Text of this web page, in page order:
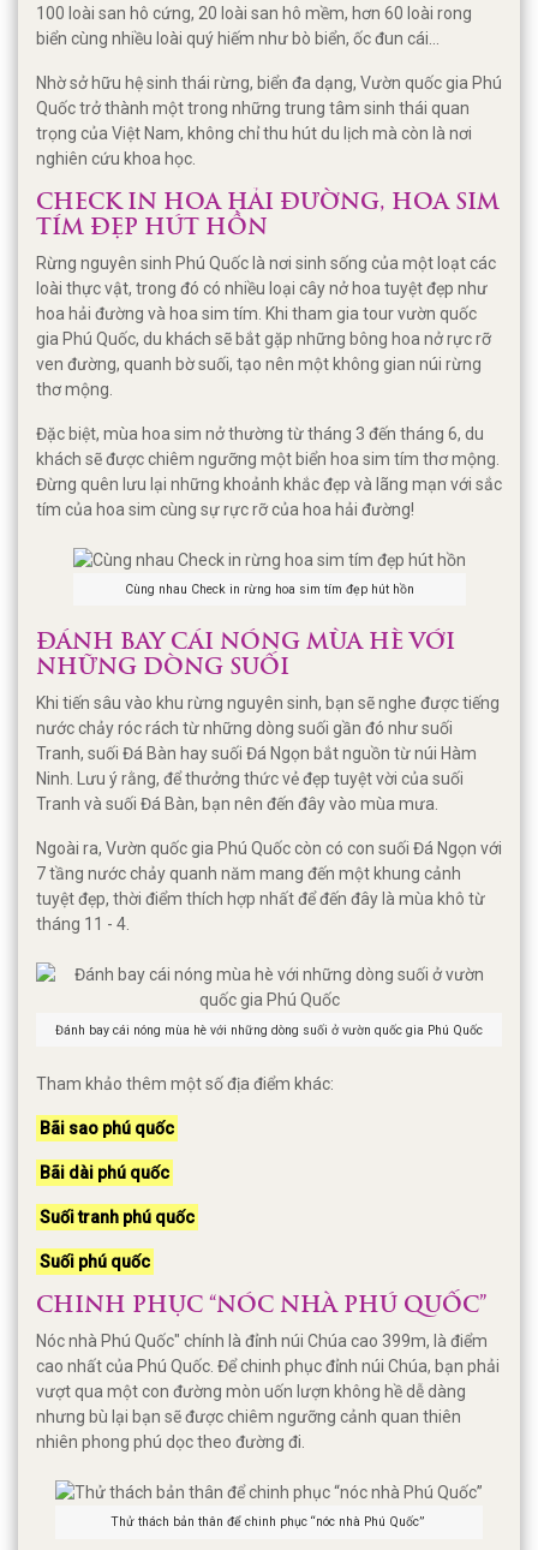
100 loài san hô cứng, 20 loài san hô mềm, hơn 60 loài rong
biển cùng nhiều loài quý hiếm như bò biển, ốc đun cái...
Nhờ sở hữu hệ sinh thái rừng, biển đa dạng, Vườn quốc gia Phú
Quốc trở thành một trong những trung tâm sinh thái quan
trọng của Việt Nam, không chỉ thu hút du lịch mà còn là nơi
nghiên cứu khoa học.
CHECK IN HOA HẢI ĐƯỜNG, HOA SIM
TÍM ĐẸP HÚT HỒN
Rừng nguyên sinh Phú Quốc là nơi sinh sống của một loạt các
loài thực vật, trong đó có nhiều loại cây nở hoa tuyệt đẹp như
hoa hải đường và hoa sim tím. Khi tham gia tour vườn quốc
gia Phú Quốc, du khách sẽ bắt gặp những bông hoa nở rực rỡ
ven đường, quanh bờ suối, tạo nên một không gian núi rừng
thơ mộng.
Đặc biệt, mùa hoa sim nở thường từ tháng 3 đến tháng 6, du
khách sẽ được chiêm ngưỡng một biển hoa sim tím thơ mộng.
Đừng quên lưu lại những khoảnh khắc đẹp và lãng mạn với sắc
tím của hoa sim cùng sự rực rỡ của hoa hải đường!
Cùng nhau Check in rừng hoa sim tím đẹp hút hồn
ĐÁNH BAY CÁI NÓNG MÙA HÈ VỚI
NHỮNG DÒNG SUỐI
Khi tiến sâu vào khu rừng nguyên sinh, bạn sẽ nghe được tiếng
nước chảy róc rách từ những dòng suối gần đó như suối
Tranh, suối Đá Bàn hay suối Đá Ngọn bắt nguồn từ núi Hàm
Ninh. Lưu ý rằng, để thưởng thức vẻ đẹp tuyệt vời của suối
Tranh và suối Đá Bàn, bạn nên đến đây vào mùa mưa.
Ngoài ra, Vườn quốc gia Phú Quốc còn có con suối Đá Ngọn với
7 tầng nước chảy quanh năm mang đến một khung cảnh
tuyệt đẹp, thời điểm thích hợp nhất để đến đây là mùa khô từ
tháng 11 - 4.
Đánh bay cái nóng mùa hè với những dòng suối ở vườn quốc gia Phú Quốc
Tham khảo thêm một số địa điểm khác:
Bãi sao phú quốc
Bãi dài phú quốc
Suối tranh phú quốc
Suối phú quốc
CHINH PHỤC “NÓC NHÀ PHÚ QUỐC”
Nóc nhà Phú Quốc" chính là đỉnh núi Chúa cao 399m, là điểm
cao nhất của Phú Quốc. Để chinh phục đỉnh núi Chúa, bạn phải
vượt qua một con đường mòn uốn lượn không hề dễ dàng
nhưng bù lại bạn sẽ được chiêm ngưỡng cảnh quan thiên
nhiên phong phú dọc theo đường đi.
Thử thách bản thân để chinh phục “nóc nhà Phú Quốc”